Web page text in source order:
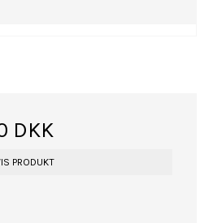
DKK
PRODUKT